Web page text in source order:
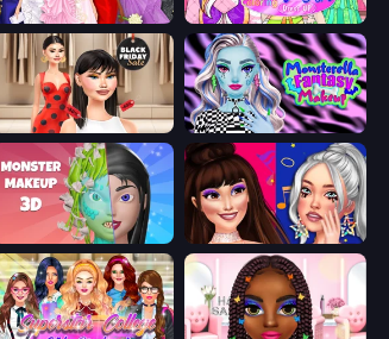
Model Dress Up Girl College Girl Coloring Dress Up
Shopaholic Black Friday Monsterella Fantasy Makeup
Monster Makeup 3D Teenage Celebrity Rivalry